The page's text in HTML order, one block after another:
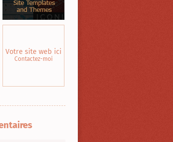
Votre site web ici
Contactez-moi